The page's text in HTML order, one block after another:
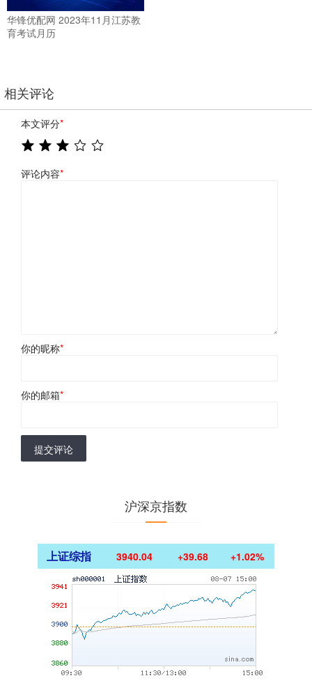
华锋优配网 2023年11月江苏教
育考试月历
相关评论
本文评分*
评论内容*
你的昵称*
你的邮箱*
提交评论
沪深京指数
上证综指 3940.04 +39.68 +1.02%